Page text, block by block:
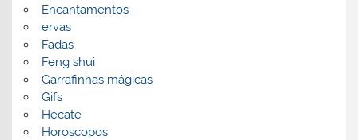
Encantamentos
ervas
Fadas
Feng shui
Garrafinhas mágicas
Gifs
Hecate
Horoscopos